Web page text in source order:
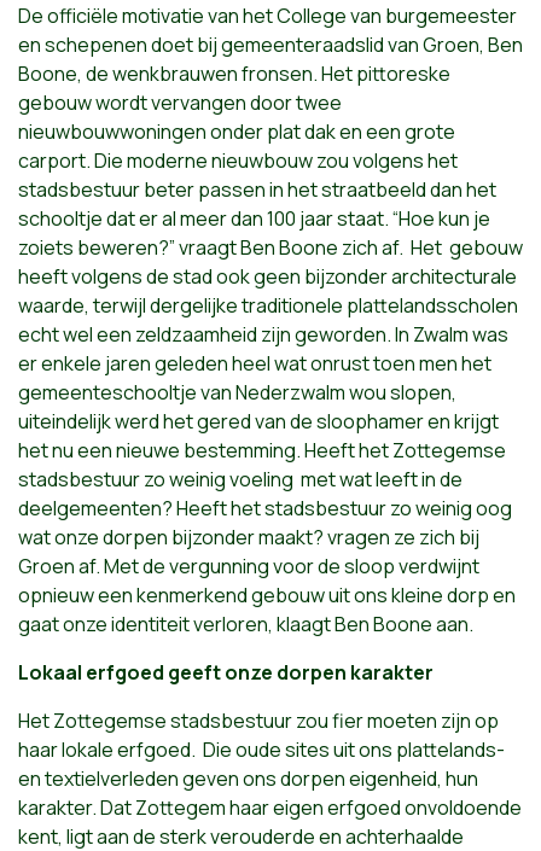
De officiële motivatie van het College van burgemeester
en schepenen doet bij gemeenteraadslid van Groen, Ben
Boone, de wenkbrauwen fronsen. Het pittoreske
gebouw wordt vervangen door twee
nieuwbouwwoningen onder plat dak en een grote
carport.Die moderne nieuwbouw zou volgens het
stadsbestuur beter passen in het straatbeeld dan het
schooltje dat er al meer dan 100 jaar staat. “Hoe kun je
zoiets beweren?” vraagt Ben Boone zich af. Het gebouw
heeft volgens de stad ook geen bijzonder architecturale
waarde, terwijl dergelijke traditionele plattelandsscholen
echt wel een zeldzaamheid zijn geworden. In Zwalm was
er enkele jaren geleden heel wat onrust toen men het
gemeenteschooltje van Nederzwalm wou slopen,
uiteindelijk werd het gered van de sloophamer en krijgt
het nu een nieuwe bestemming. Heeft het Zottegemse
stadsbestuur zo weinig voeling met wat leeft in de
deelgemeenten? Heeft het stadsbestuur zo weinig oog
wat onze dorpen bijzonder maakt? vragen ze zich bij
Groen af. Met de vergunning voor de sloop verdwijnt
opnieuw een kenmerkend gebouw uit ons kleine dorp en
gaat onze identiteit verloren, klaagt Ben Boone aan.
Lokaal erfgoed geeft onze dorpen karakter
Het Zottegemse stadsbestuur zou fier moeten zijn op
haar lokale erfgoed. Die oude sites uit ons plattelands-
en textielverleden geven ons dorpen eigenheid, hun
karakter. Dat Zottegem haar eigen erfgoed onvoldoende
kent, ligt aan de sterk verouderde en achterhaalde